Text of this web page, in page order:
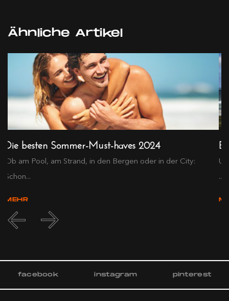
Ähnliche Artikel
Die besten Sommer-Must-haves 2024
Ob am Pool, am Strand, in den Bergen oder in der City:
Schon...
MEHR
...
facebook instagram pinterest